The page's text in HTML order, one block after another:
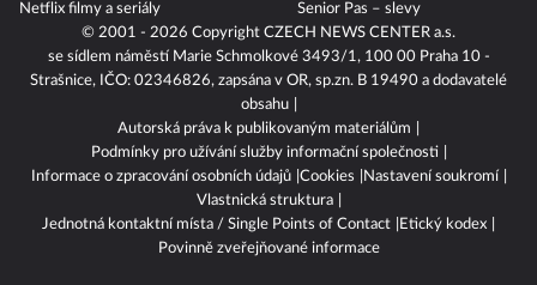
© 2001 - 2026 Copyright CZECH NEWS CENTER a.s.
se sídlem náměstí Marie Schmolkové 3493/1, 100 00 Praha 10 -
Strašnice, IČO: 02346826, zapsána v OR, sp.zn. B 19490 a dodavatelé
obsahu
Autorská práva k publikovaným materiálům
Podmínky pro užívání služby informační společnosti
Informace o zpracování osobních údajů Cookies
Nastavení soukromí
Vlastnická struktura
Jednotná kontaktní místa / Single Points of Contact
Etický kodex
Povinně zveřejňované informace
Netflix filmy a seriály
Senior Pas – slevy